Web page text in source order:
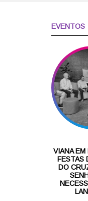
EVENTOS
VIANA
FESTAS
DO